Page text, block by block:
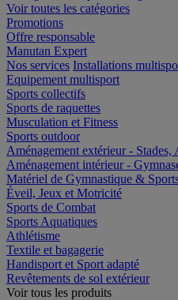
Voir toutes les catégories
Promotions
Offre responsable
Manutan Expert
Nos services Installations
Equipement multisport
Sports collectifs
Sports de raquettes
Musculation et Fitness
Sports outdoor
Aménagement extérieur - Stades,
Aménagement intérieur -
Matériel de Gymnastique &
Éveil, Jeux et Motricité
Sports de Combat
Sports Aquatiques
Athlétisme
Textile et bagagerie
Handisport et Sport adapté
Revêtements de sol extérieur
Voir tous les produits